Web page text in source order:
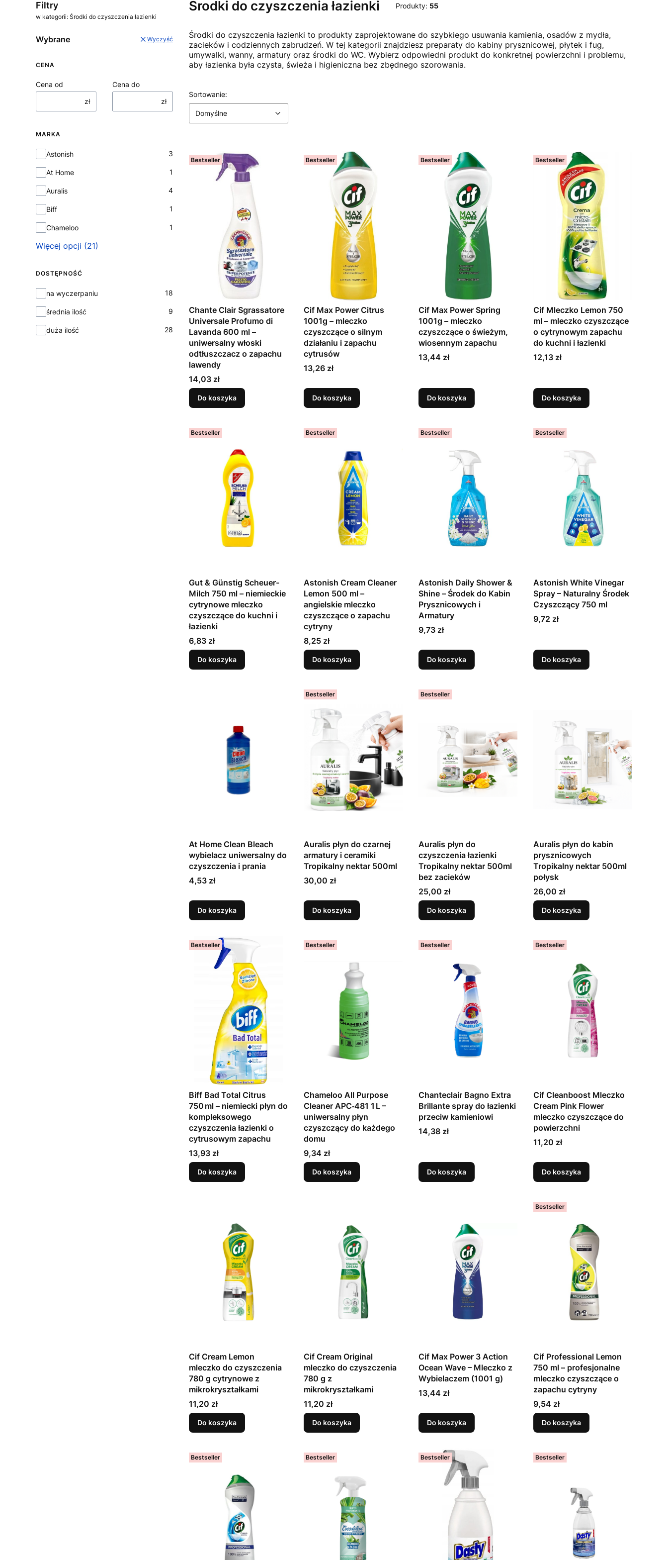
Filtry
w kategorii: Środki do czyszczenia łazienki
Wybrane Wyczyść
CENA
Cena od
zł
Cena do
zł
MARKA
Marka
Astonish 3
At Home 1
Auralis 4
Biff 1
Chameloo 1
Więcej opcji (21)
DOSTĘPNOŚĆ
Dostępność
na wyczerpaniu 18
średnia ilość 9
duża ilość 28
Środki do czyszczenia łazienki Produkty: 55
Środki do czyszczenia łazienki to produkty zaprojektowane do szybkiego usuwania kamienia, osadów z mydła,
zacieków i codziennych zabrudzeń. W tej kategorii znajdziesz preparaty do kabiny prysznicowej, płytek i fug,
umywalki, wanny, armatury oraz środki do WC. Wybierz odpowiedni produkt do konkretnej powierzchni i problemu,
aby łazienka była czysta, świeża i higieniczna bez zbędnego szorowania.
Lista produktów
Sortowanie:
Domyślne
Bestseller
Chante Clair Sgrassatore
Universale Profumo di
Lavanda 600 ml –
uniwersalny włoski
odtłuszczacz o zapachu
lawendy
Cena
14,03 zł
Do koszyka
Bestseller
Cif Max Power Citrus
1001g – mleczko
czyszczące o silnym
działaniu i zapachu
cytrusów
Cena
13,26 zł
Do koszyka
Bestseller
Cif Max Power Spring
1001g – mleczko
czyszczące o świeżym,
wiosennym zapachu
Cena
13,44 zł
Do koszyka
Bestseller
Cif Mleczko Lemon 750
ml – mleczko czyszczące
o cytrynowym zapachu
do kuchni i łazienki
Cena
12,13 zł
Do koszyka
Bestseller
Gut & Günstig Scheuer-
Milch 750 ml – niemieckie
cytrynowe mleczko
czyszczące do kuchni i
łazienki
Cena
6,83 zł
Do koszyka
Bestseller
Astonish Cream Cleaner
Lemon 500 ml –
angielskie mleczko
czyszczące o zapachu
cytryny
Cena
8,25 zł
Do koszyka
Bestseller
Astonish Daily Shower &
Shine – Środek do Kabin
Prysznicowych i
Armatury
Cena
9,73 zł
Do koszyka
Bestseller
Astonish White Vinegar
Spray – Naturalny Środek
Czyszczący 750 ml
Cena
9,72 zł
Do koszyka
At Home Clean Bleach
wybielacz uniwersalny do
czyszczenia i prania
Cena
4,53 zł
Do koszyka
Bestseller
Auralis płyn do czarnej
armatury i ceramiki
Tropikalny nektar 500ml
Cena
30,00 zł
Do koszyka
Bestseller
Auralis płyn do
czyszczenia łazienki
Tropikalny nektar 500ml
bez zacieków
Cena
25,00 zł
Do koszyka
Auralis płyn do kabin
prysznicowych
Tropikalny nektar 500ml
połysk
Cena
26,00 zł
Do koszyka
Bestseller
Biff Bad Total Citrus
750 ml – niemiecki płyn do
kompleksowego
czyszczenia łazienki o
cytrusowym zapachu
Cena
13,93 zł
Do koszyka
Bestseller
Chameloo All Purpose
Cleaner APC‑481 1 L –
uniwersalny płyn
czyszczący do każdego
domu
Cena
9,34 zł
Do koszyka
Bestseller
Chanteclair Bagno Extra
Brillante spray do łazienki
przeciw kamieniowi
Cena
14,38 zł
Do koszyka
Bestseller
Cif Cleanboost Mleczko
Cream Pink Flower
mleczko czyszczące do
powierzchni
Cena
11,20 zł
Do koszyka
Cif Cream Lemon
mleczko do czyszczenia
780 g cytrynowe z
mikrokryształkami
Cena
11,20 zł
Do koszyka
Cif Cream Original
mleczko do czyszczenia
780 g z
mikrokryształkami
Cena
11,20 zł
Do koszyka
Cif Max Power 3 Action
Ocean Wave – Mleczko z
Wybielaczem (1001 g)
Cena
13,44 zł
Do koszyka
Bestseller
Cif Professional Lemon
750 ml – profesjonalne
mleczko czyszczące o
zapachu cytryny
Cena
9,54 zł
Do koszyka
Bestseller Bestseller Bestseller Bestseller